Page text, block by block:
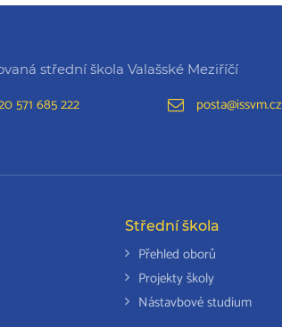
střední škola Valašské Meziříčí
571 685 222 posta@issvm.cz
Střední škola
Přehled oborů
Projekty školy
Nástavbové studium